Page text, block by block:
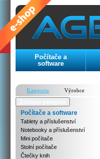
Počítače a
software
Kategorie
Výrobce
Počítače a software
Tablety a příslušenství
Notebooky a příslušenství
Mini počítače
Stolní počítače
Čtečky knih